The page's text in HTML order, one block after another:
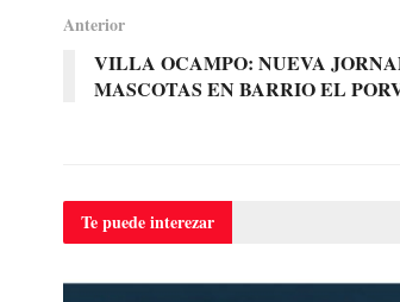
Anterior
VILLA OCAMPO: NUEVA
MASCOTAS EN BARRIO EL
Te puedeinterezar